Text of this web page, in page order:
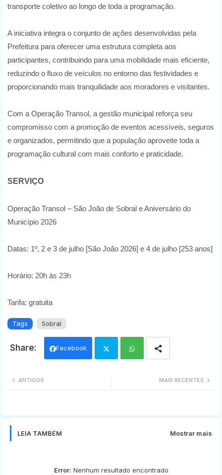
transporte coletivo ao longo de toda a programação.
A iniciativa integra o conjunto de ações desenvolvidas pela
Prefeitura para oferecer uma estrutura completa aos
participantes, contribuindo para uma mobilidade mais eficiente,
reduzindo o fluxo de veículos no entorno das festividades e
proporcionando mais tranquilidade aos moradores e visitantes.
Com a Operação Transol, a gestão municipal reforça seu
compromisso com a promoção de eventos acessíveis, seguros
e organizados, permitindo que a população aproveite toda a
programação cultural com mais conforto e praticidade.
SERVIÇO
Operação Transol – São João de Sobral e Aniversário do
Município 2026
Datas: 1º, 2 e 3 de julho [São João 2026] e 4 de julho [253 anos]
Horário: 20h às 23h
Tarifa: gratuita
Tags Sobral
Facebook
MAIS RECENTES
ANTIGOS
LEIA TAMBÉM Mostrar mais
Error: Nenhum resultado encontrado